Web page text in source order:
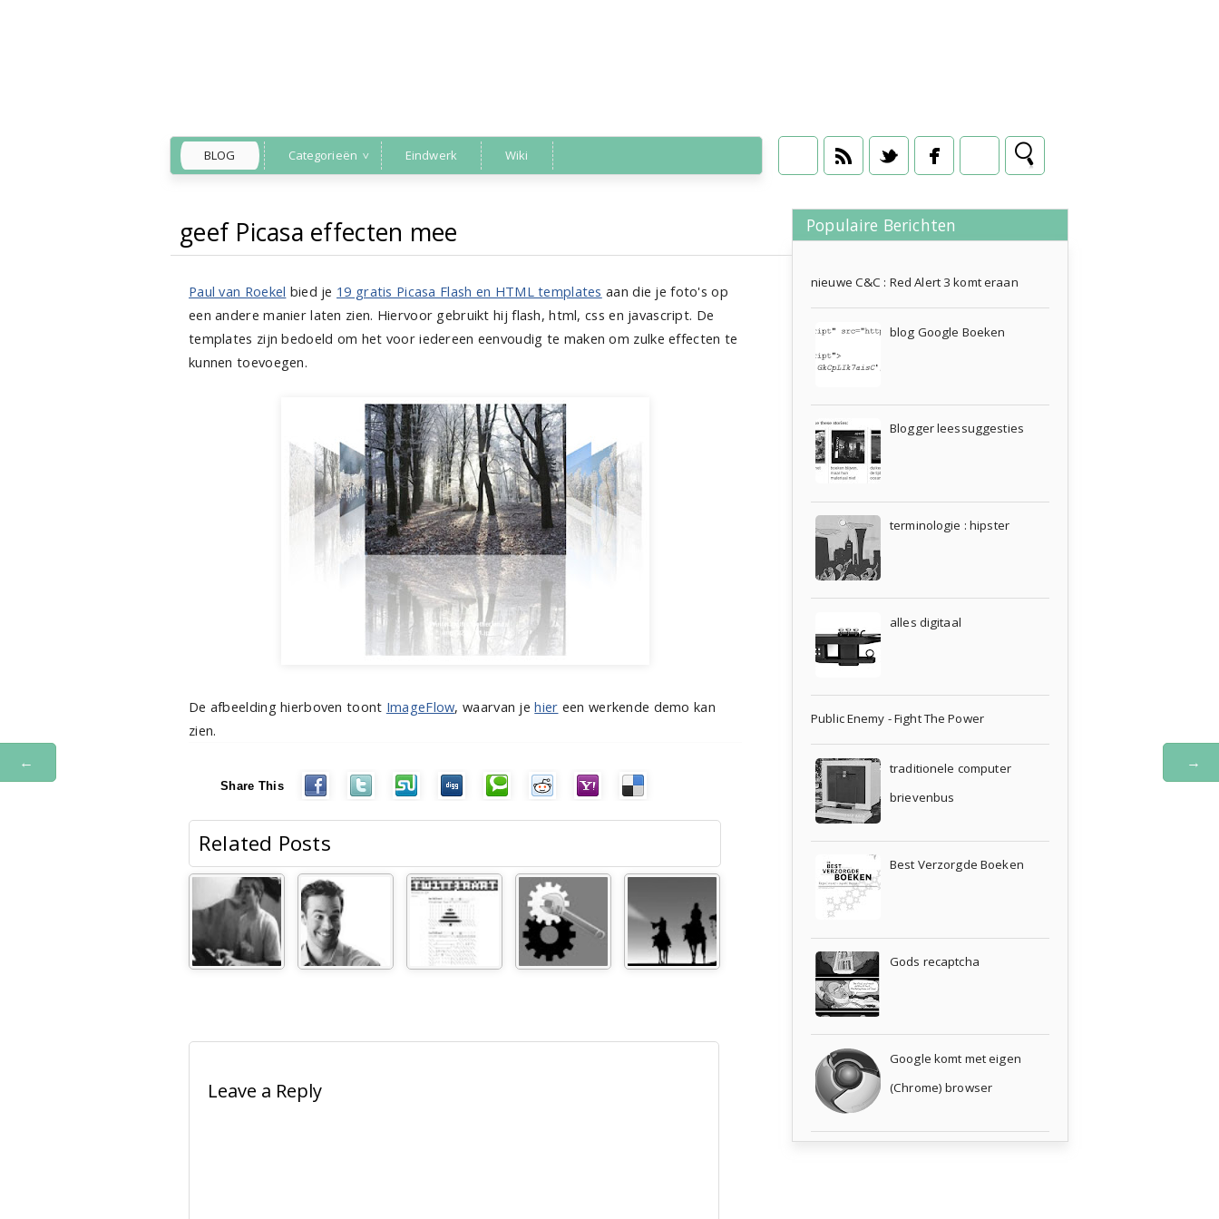
BLOG Categorieën Eindwerk Wiki
Back to Home»
geef Picasa effecten mee
Paul van Roekel bied je 19 gratis Picasa Flash en HTML templates aan die je foto's op
een andere manier laten zien. Hiervoor gebruikt hij flash, html, css en javascript. De
templates zijn bedoeld om het voor iedereen eenvoudig te maken om zulke effecten te
kunnen toevoegen.
De afbeelding hierboven toont ImageFlow, waarvan jehier een werkende demo kan
zien.
Share This
Related Posts
Leave a Reply
← →
Populaire Berichten
nieuwe C&C : Red Alert 3 komt eraan
blog Google Boeken
Blogger leessuggesties
terminologie : hipster
alles digitaal
Public Enemy - Fight The Power
traditionele computer
brievenbus
Best Verzorgde Boeken
Gods recaptcha
Google komt met eigen
(Chrome) browser